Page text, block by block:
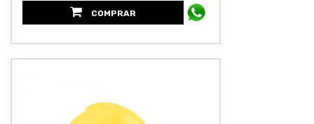
COMPRAR